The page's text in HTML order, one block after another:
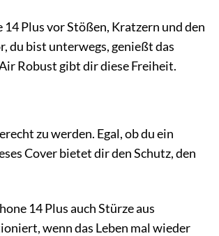
Plus vor Stößen, Kratzern und den
du bist unterwegs, genießt das
Robust gibt dir diese Freiheit.
zu werden. Egal, ob du ein
Cover bietet dir den Schutz, den
14 Plus auch Stürze aus
wenn das Leben mal wieder